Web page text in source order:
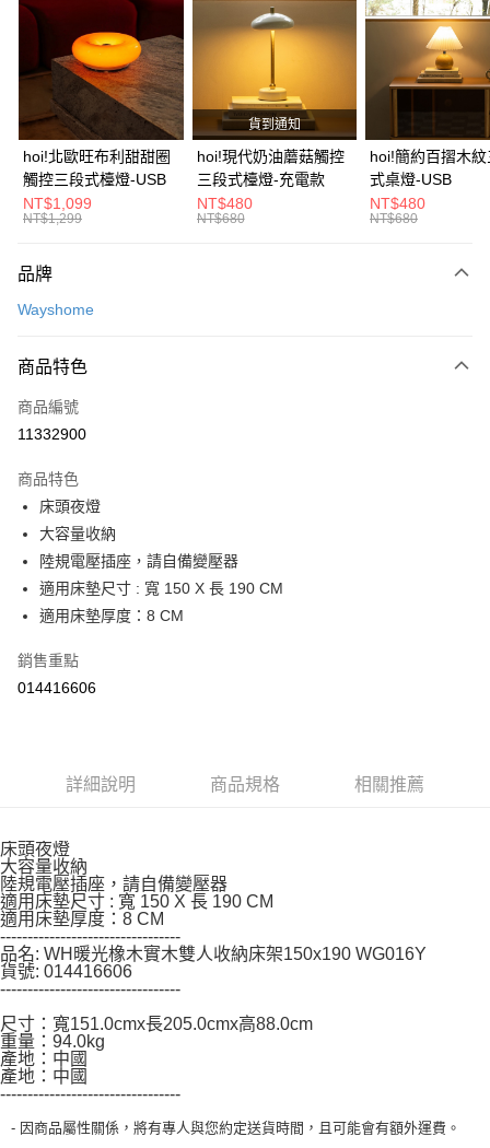
3 期 0 利率 每期 21家銀行
合作金庫商業銀行
第一商業銀行
華南商業銀行
彰化商業銀行
上海商業儲蓄銀行
台北富邦商業銀行
國泰世華商業銀行
兆豐國際商業銀行
臺灣中小企業銀行
台中商業銀行
匯豐（台灣）商業銀行
華泰商業銀行
聯邦商業銀行
遠東國際商業銀行
元大商業銀行
台灣樂天信用卡公司
6 期 0 利率 每期NT$4,483 21家銀行
合作金庫商業銀行
第一商業銀行
華南商業銀行
彰化商業銀行
上海商業儲蓄銀行
台北富邦商業銀行
國泰世華商業銀行
兆豐國際商業銀行
臺灣中小企業銀行
台中商業銀行
匯豐（台灣）商業銀行
聯邦商業銀行
玉山商業銀行
台灣樂天信用卡公司
LINE Pay
Apple Pay
街口支付
AFTEE先享後付
【關於「AFTEE先享後付」】
AFTEE先享後付是「在收到商品之後才付款」的支付方式。 讓您購物簡單
便利好安心！
３．安心：先確認商品／服務後，再付款。
【「AFTEE先享後付」結帳流程】
結帳頁面，進行簡訊認證並確認金額後，即可完成結帳。
３．收到繳費通知簡訊後14天內，點擊此簡訊中的連結，可透過四大超商／
ATM／網路銀行／等多元方式進行付款，方視為交易完成。
購買商品的店家。未經商家同意取消之訂單仍視為有效，需透過AFTEE先享
後付繳納相關費用。
※ 交易是否成功請以「AFTEE先享後付 」之結帳頁面顯示為準，若有關於
是否繳費成功／繳費後需取消欲退款等相關疑問，請聯繫「AFTEE先享後付
客戶支援中心」https://netprotections.freshdesk.com/support/home
【注意事項】
易，需依本服務之必要範圍內提供個人資料，並將交易相關給付款項請求債
３．未成年的使用者請事先徵得法定代理人或監護人之同意方可使用
「AFTEE先享後付」，若未經同意申辦者引起之損失，本公司不負相關責
時審查核予不同之上限額度；若仍有額度不足之情形，本公司將視審查結果
請求用戶進行身份認證。
５．嚴禁一人註冊多個帳號或使用他人資訊註冊。若發現惡意使用之情形，
恩沛科技股份有限公司將有權停止該用戶之使用額度並採取法律行動。
每筆NT$99，滿NT$799(含以上)免運費
hoi!北歐旺布利甜甜圈
觸控三段式檯燈-USB
NT$1,099
NT$1,299
貨到通知
hoi!現代奶油蘑菇觸控
三段式檯燈-充電款
NT$480
NT$680
hoi!簡約百摺木
式桌燈-USB
NT$480
NT$680
品牌
Wayshome
商品特色
商品編號
11332900
商品特色
床頭夜燈
大容量收納
陸規電壓插座，請自備變壓器
適用床墊尺寸 : 寬 150 X 長 190 CM
適用床墊厚度：8 CM
銷售重點
014416606
詳細說明 商品規格 相關推薦
床頭夜燈
大容量收納
陸規電壓插座，請自備變壓器
適用床墊尺寸 : 寬 150 X 長 190 CM
適用床墊厚度：8 CM
---------------------------------
品名: WH暖光橡木實木雙人收納床架150x190 WG016Y
貨號: 014416606
---------------------------------
尺寸：寬151.0cmx長205.0cmx高88.0cm
重量：94.0kg
產地：中國
產地：中國
---------------------------------
- 因商品屬性關係，將有專人與您約定送貨時間，且可能會有額外運費。